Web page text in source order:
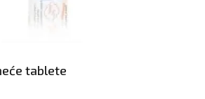
tablete